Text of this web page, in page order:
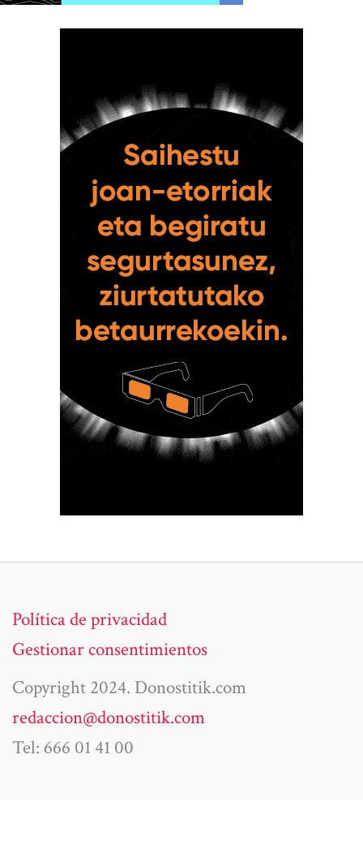
Política de privacidad
Gestionar consentimientos
Copyright 2024. Donostitik.com
redaccion@donostitik.com
Tel: 666 01 41 00